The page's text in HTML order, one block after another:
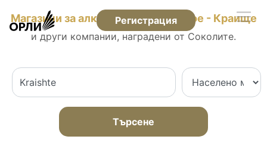
Регистрация
Магазини за алкохол, цигари и кафе - Краище
и други компании, наградени от Соколите.
Търсене